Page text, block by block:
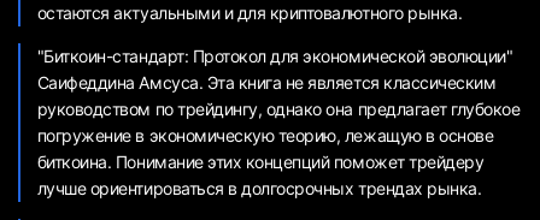
остаются актуальными и для криптовалютного рынка.
"Биткоин-стандарт: Протокол для экономической эволюции"
Саифеддина Амсуса. Эта книга не является классическим
руководством по трейдингу, однако она предлагает глубокое
погружение в экономическую теорию, лежащую в основе
биткоина. Понимание этих концепций поможет трейдеру
лучше ориентироваться в долгосрочных трендах рынка.